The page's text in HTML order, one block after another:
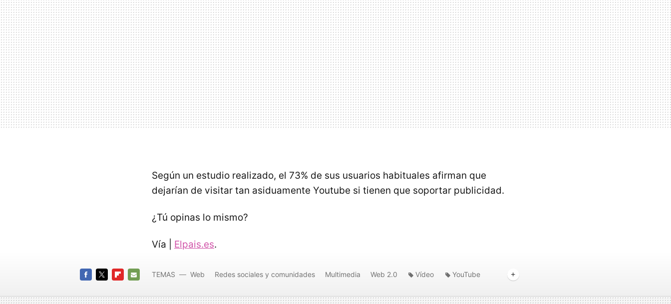
Según un estudio realizado, el 73% de sus usuarios habituales afirman que
dejarían de visitar tan asiduamente Youtube si tienen que soportar publicidad.
¿Tú opinas lo mismo?
Vía | Elpais.es.
MAIL
TEMAS Web Redes sociales y comunidades Multimedia Web 2.0 Vídeo
YouTube